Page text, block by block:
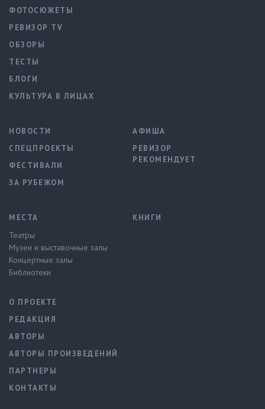
ФОТОСЮЖЕТЫ
РЕВИЗОР TV
ОБЗОРЫ
ТЕСТЫ
БЛОГИ
КУЛЬТУРА В ЛИЦАХ
НОВОСТИ
СПЕЦПРОЕКТЫ
ФЕСТИВАЛИ
ЗА РУБЕЖОМ
АФИША
РЕВИЗОР
РЕКОМЕНДУЕТ
МЕСТА
Театры
Музеи и выставочные залы
Концертные залы
Библиотеки
КНИГИ
О ПРОЕКТЕ
РЕДАКЦИЯ
АВТОРЫ
АВТОРЫ ПРОИЗВЕДЕНИЙ
ПАРТНЕРЫ
КОНТАКТЫ